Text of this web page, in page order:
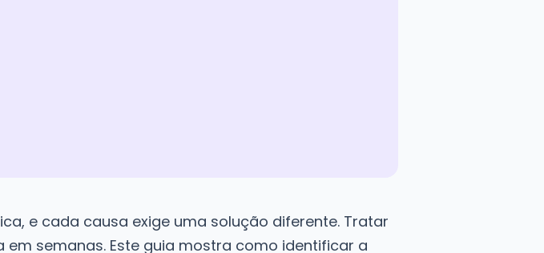
e cada causa exige uma solução diferente. Tratar
semanas. Este guia mostra como identificar a